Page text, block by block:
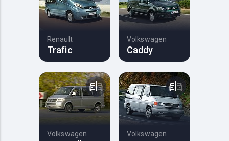
Renault
Trafic
Volkswagen
Caddy
Volkswagen Volkswagen